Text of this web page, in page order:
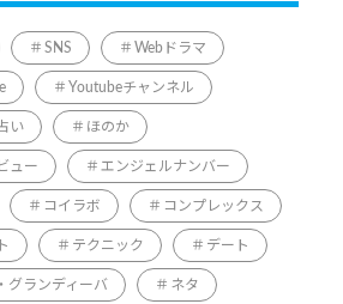
SNS Webドラマ
Youtubeチャンネル
い ほのか
ュー エンジェルナンバー
コイラボ コンプレックス
テクニック デート
グランディーバ ネタ